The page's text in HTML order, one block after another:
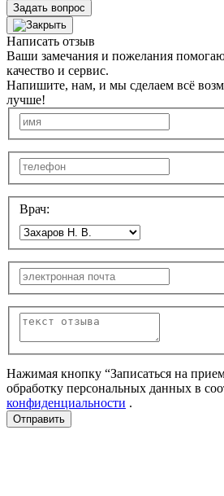
Задать вопрос
Написать отзыв
Ваши замечания и пожелания
качество и сервис.
Напишите, нам, и мы сделаем всё
лучше!
Врач:
Нажимая кнопку “Записаться на
обработку персональных данных в
конфиденциальности .
Отправить